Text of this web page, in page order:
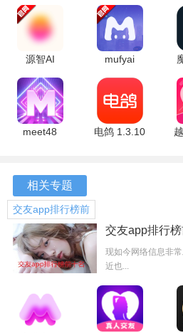
软件优势
通过分析用户的观看历史和偏好，
关的动画和漫画，帮助用户发现更
2、简洁明了的界面设计
应用界面设计简洁，快速找到自己
效率，减少了寻找信息的时间。
3、强大的社区互动功能
源智AI
1.0.0 安卓
版
mufyai
3.0.1 最新
版
meet48
电鸽 1.3.10
相关专题
交友app排行榜前
十名
交友app排行
现如今网络信息非
近也...